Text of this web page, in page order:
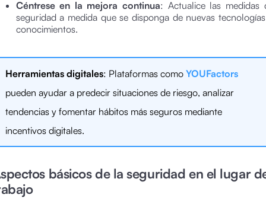
Céntrese en la mejora continua: Actualice las medidas
seguridad a medida que se disponga de nuevas
conocimientos.
Herramientas digitales: Plataformas como YOUFactors
pueden ayudar a predecir situaciones de riesgo, analizar
tendencias y fomentar hábitos más seguros mediante
incentivos digitales.
básicos de la seguridad en el lugar